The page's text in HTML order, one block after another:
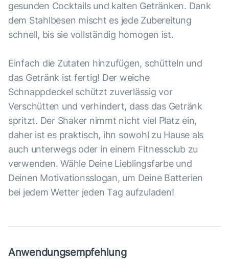
gesunden Cocktails und kalten Getränken. Dank
dem Stahlbesen mischt es jede Zubereitung
schnell, bis sie vollständig homogen ist.
Einfach die Zutaten hinzufügen, schütteln und
das Getränk ist fertig! Der weiche
Schnappdeckel schützt zuverlässig vor
Verschütten und verhindert, dass das Getränk
spritzt. Der Shaker nimmt nicht viel Platz ein,
daher ist es praktisch, ihn sowohl zu Hause als
auch unterwegs oder in einem Fitnessclub zu
verwenden. Wähle Deine Lieblingsfarbe und
Deinen Motivationsslogan, um Deine Batterien
bei jedem Wetter jeden Tag aufzuladen!
Anwendungsempfehlung